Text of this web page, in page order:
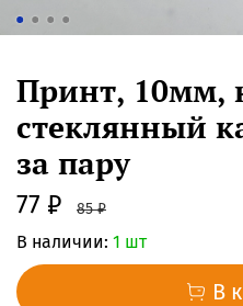
Принт, 10мм,
стеклянный
за пару
77 ₽ 85 ₽
В наличии: 1 шт
В